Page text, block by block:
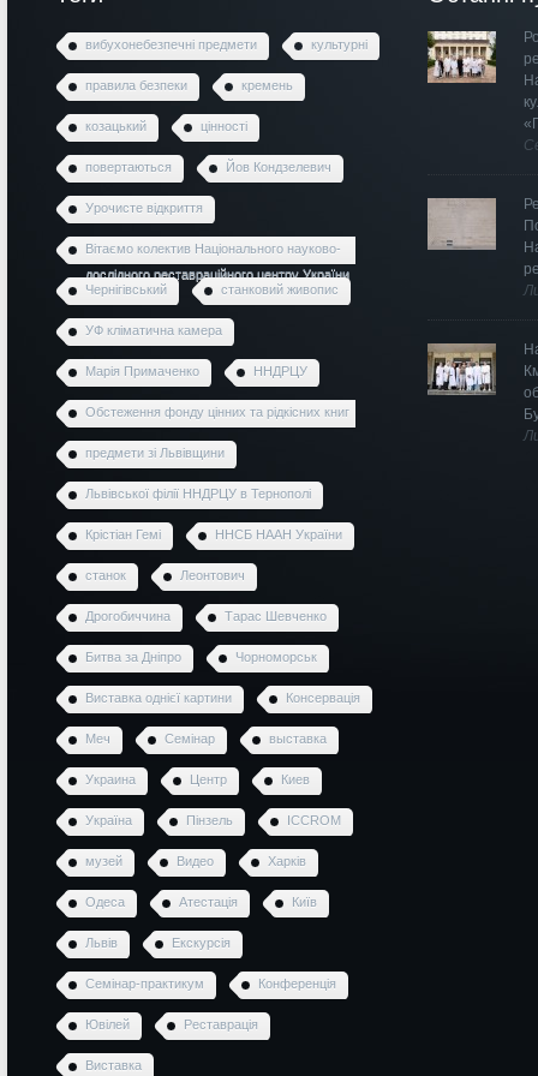
вибухонебезпечні предмети культурні
правила безпеки кремень
козацький цінності
повертаються Йов Кондзелевич
Урочисте відкриття
Вітаємо колектив Національного науково-
дослідного реставраційного центру України
Чернігівський
станковий живопис
УФ кліматична камера
Марія Примаченко ННДРЦУ
Обстеження фонду цінних та рідкісних книг
предмети зі Львівщини
Львівської філії ННДРЦУ в Тернополі
Крістіан Гемі ННСБ НААН України
станок Леонтович
Дрогобиччина Тарас Шевченко
Битва за Дніпро Чорноморськ
Виставка однієї картини Консервація
Меч Семінар выставка
Украина Центр Киев
Україна Пінзель ICCROM
музей Видео Харків
Одеса Атестація Київ
Львів Екскурсія
Семінар-практикум Конференція
Ювілей Реставрація
Виставка